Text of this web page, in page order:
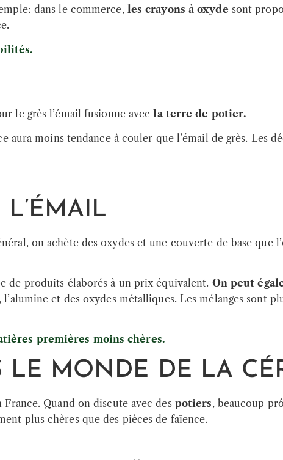
dans le commerce, les crayons à oxyde sont
le grès l’émail fusionne avecla terre de potier.
aura moins tendance à couler que l’émail de grès. Les
on achète des oxydes et une couverte de base que
de produits élaborés à un prix équivalent. On peut
et des oxydes métalliques. Les mélanges sont
premières moins chères.
LE MONDE DE LA
Quand on discute avec des potiers, beaucoup
plus chères que des pièces de faïence.